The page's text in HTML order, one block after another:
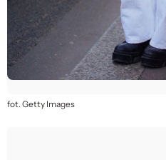
fot. Getty Images